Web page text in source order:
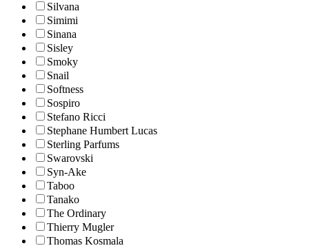
Silvana
Simimi
Sinana
Sisley
Smoky
Snail
Softness
Sospiro
Stefano Ricci
Stephane Humbert Lucas
Sterling Parfums
Swarovski
Syn-Ake
Taboo
Tanako
The Ordinary
Thierry Mugler
Thomas Kosmala